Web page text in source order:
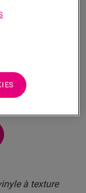
par-
solide,
quelle